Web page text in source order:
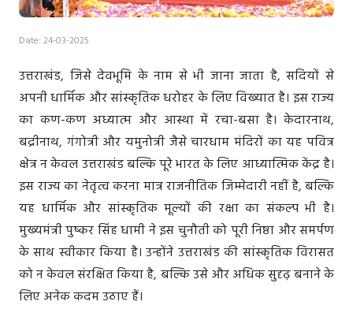
Date: 24-03-2025
उत्तराखंड, जिसे देवभूमि के नाम से भी जाना जाता है, सदियों से
अपनी धार्मिक और सांस्कृतिक धरोहर के लिए विख्यात है। इस राज्य
का कण-कण अध्यात्म और आस्था में रचा-बसा है। केदारनाथ,
बद्रीनाथ, गंगोत्री और यमुनोत्री जैसे चारधाम मंदिरों का यह पवित्र
क्षेत्र न केवल उत्तराखंड बल्कि पूरे भारत के लिए आध्यात्मिक केंद्र है।
इस राज्य का नेतृत्व करना मात्र राजनीतिक जिम्मेदारी नहीं है, बल्कि
यह धार्मिक और सांस्कृतिक मूल्यों की रक्षा का संकल्प भी है।
मुख्यमंत्री पुष्कर सिंह धामी ने इस चुनौती को पूरी निष्ठा और समर्पण
के साथ स्वीकार किया है। उन्होंने उत्तराखंड की सांस्कृतिक विरासत
को न केवल संरक्षित किया है, बल्कि उसे और अधिक सुदृढ़ बनाने के
लिए अनेक कदम उठाए हैं।